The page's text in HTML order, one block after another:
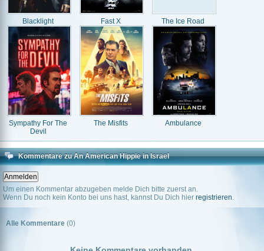
Blacklight Fast X The Ice Road
Sympathy For The
Devil
The Misfits Ambulance
Kommentare zu An American Hippie in Israel
Um einen Kommentar abzugeben melde Dich bitte zuerst an.
Wenn Du noch kein Konto bei uns hast, kannst Du Dich hier registrieren.
Alle Kommentare (0)